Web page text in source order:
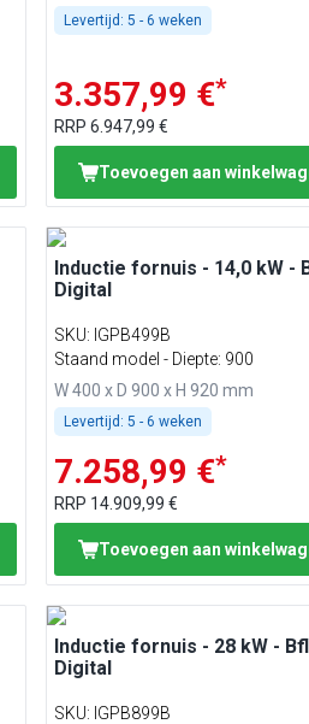
Levertijd: 5 - 6 weken
3.357,99 €*
RRP6.947,99 €
Toevoegen aan
Inductie fornuis - 14,0 kW -
Digital
SKU: IGPB499B
Staand model - Diepte: 900
W 400 x D 900 x H 920 mm
Levertijd: 5 - 6 weken
7.258,99 €*
RRP 14.909,99 €
Toevoegen aan
Inductie fornuis - 28 kW -
Digital
SKU: IGPB899B